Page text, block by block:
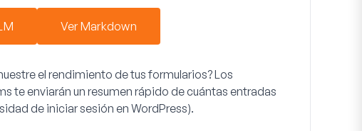
Ver Markdown
el rendimiento de tus formularios? Los
te enviarán un resumen rápido de cuántas entradas
de iniciar sesión en WordPress).